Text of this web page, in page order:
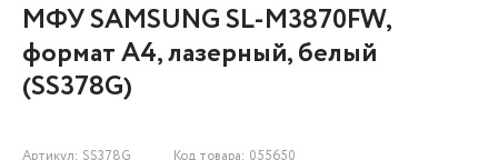
МФУ SAMSUNG SL-M3870FW,
формат А4, лазерный, белый
(SS378G)
Артикул: SS378G Код товара: 055650